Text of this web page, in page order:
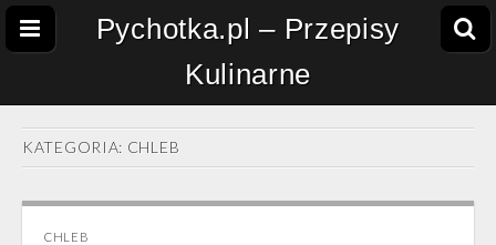
Pychotka.pl – Przepisy
Kulinarne
KATEGORIA: CHLEB
CHLEB